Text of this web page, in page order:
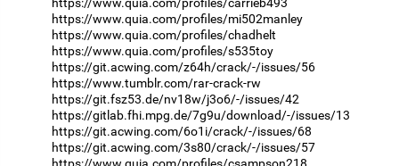
https://www.quia.com/profiles/mi502manley
https://www.quia.com/profiles/chadhelt
https://www.quia.com/profiles/s535toy
https://git.acwing.com/z64h/crack/-/issues/56
https://www.tumblr.com/rar-crack-rw
https://git.fsz53.de/nv18w/j3o6/-/issues/42
https://gitlab.fhi.mpg.de/7g9u/download/-/issues/13
https://git.acwing.com/6o1i/crack/-/issues/68
https://git.acwing.com/3s80/crack/-/issues/57